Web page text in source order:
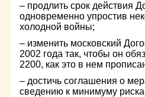
– продлить срок действия
одновременно упростив
холодной войны;
– изменить московский
2002 года так, чтобы он
2200, как это в нем
– достичь соглашения о
сведению к минимуму